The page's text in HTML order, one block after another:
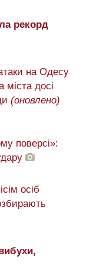
рекорд
на Одесу
досі
(оновлено)
поверсі»:
осіб